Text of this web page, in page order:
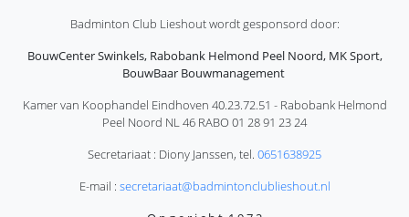
Badminton Club Lieshout wordt gesponsord door:
BouwCenter Swinkels, Rabobank Helmond Peel Noord, MK Sport,
BouwBaar Bouwmanagement
Kamer van Koophandel Eindhoven 40.23.72.51 - Rabobank Helmond
Peel Noord NL 46 RABO 01 28 91 23 24
Secretariaat : Diony Janssen, tel. 0651638925
E-mail : secretariaat@badmintonclublieshout.nl